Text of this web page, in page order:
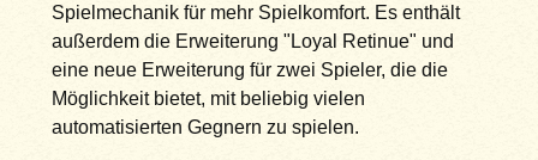
Spielmechanik für mehr Spielkomfort. Es enthält
außerdem die Erweiterung "Loyal Retinue" und
eine neue Erweiterung für zwei Spieler, die die
Möglichkeit bietet, mit beliebig vielen
automatisierten Gegnern zu spielen.